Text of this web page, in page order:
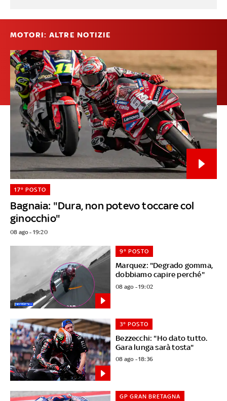
MOTORI: ALTRE NOTIZIE
Bagnaia: "Dura, non potevo toccare col
ginocchio"
17° POSTO
08 ago - 19:20
Marquez: "Degrado gomma,
dobbiamo capire perché"
9° POSTO
08 ago - 19:02
Bezzecchi: "Ho dato tutto.
Gara lunga sarà tosta"
3° POSTO
08 ago - 18:36
GP GRAN BRETAGNA